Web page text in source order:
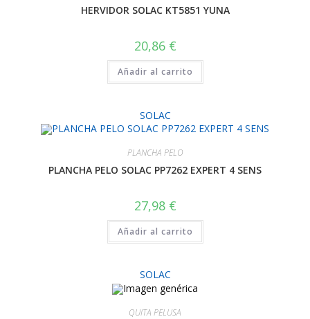
HERVIDOR SOLAC KT5851 YUNA
20,86 €
Añadir al carrito
SOLAC
PLANCHA PELO
PLANCHA PELO SOLAC PP7262 EXPERT 4 SENS
27,98 €
Añadir al carrito
SOLAC
QUITA PELUSA